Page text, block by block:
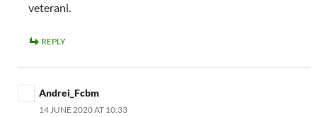
veterani.
REPLY
Andrei_Fcbm
14 JUNE 2020 AT 10:33